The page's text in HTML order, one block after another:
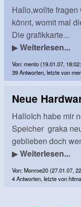
Hallo,wollte fragen
könnt, womit mal
Die grafikkarte...
▶Weiterlesen...
Von: mento (19.01.07,
39 Antworten, letzte von
Neue
HalloIch habe mir
Speicher graka
geblieben doch
▶Weiterlesen...
Von: Monroe20 (27.01.07,
4 Antworten, letzte von